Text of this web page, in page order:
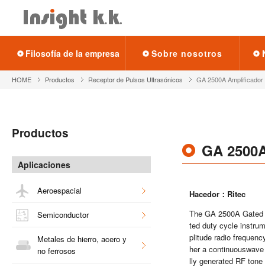
Fi­lo­so­fía de la em­pre­sa Sobre no­so­tros
HOME Pro­duc­tos Re­cep­tor de Pul­sos Ul­tra­só­ni­cos GA 2500A
GA
Ha­ce­dor：Ritec
The GA 2500A
ted duty cycle
pli­tu­de radio
her a
lly ge­ne­ra­ted RF
Pro­duc­tos
Apli­ca­cio­nes
Ae­ro­es­pa­cial
Se­mi­con­duc­tor
Me­ta­les de hie­rro, acero y
no fe­rro­sos